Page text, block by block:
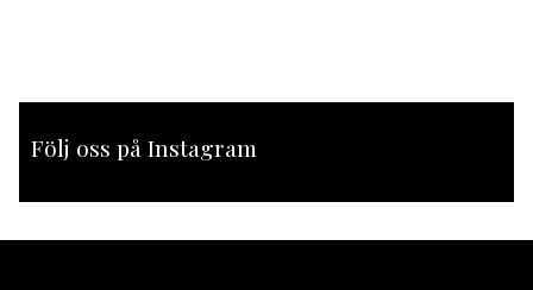
Följ oss på Instagram